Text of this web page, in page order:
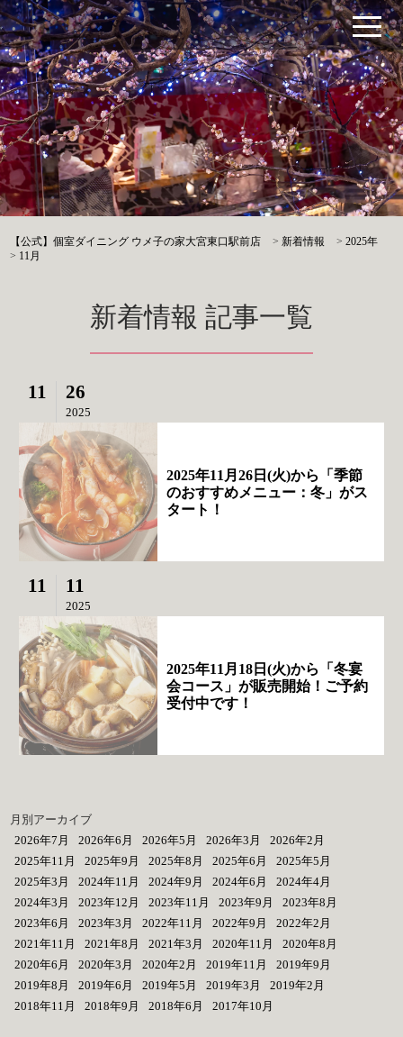
【公式】個室ダイニング ウメ子の家大宮東口駅前店 >新着情報 >2025年
> 11月
新着情報 記事一覧
11 26
2025
2025年11月26日(火)から「季節
のおすすめメニュー：冬」がス
タート！
11 11
2025
2025年11月18日(火)から「冬宴
会コース」が販売開始！ご予約
受付中です！
月別アーカイブ
2026年7月
2026年6月 2026年5月 2026年3月
2026年2月
2025年11月
2025年9月 2025年8月 2025年6月
2025年5月
2025年3月
2024年11月 2024年9月 2024年6月
2024年4月
2024年3月
2023年12月 2023年11月 2023年9月
2023年8月
2023年6月
2023年3月 2022年11月 2022年9月
2022年2月
2021年11月
2021年8月 2021年3月 2020年11月
2020年8月
2020年6月
2020年3月 2020年2月 2019年11月
2019年9月
2019年8月
2019年6月 2019年5月 2019年3月
2019年2月
2018年11月
2018年9月 2018年6月 2017年10月